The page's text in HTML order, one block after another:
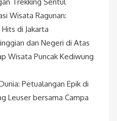
Trekking Sentul
Wisata Ragunan:
di Jakarta
dan Negeri di Atas
Wisata Puncak Kediwung
Petualangan Epik di
Leuser bersama Campa